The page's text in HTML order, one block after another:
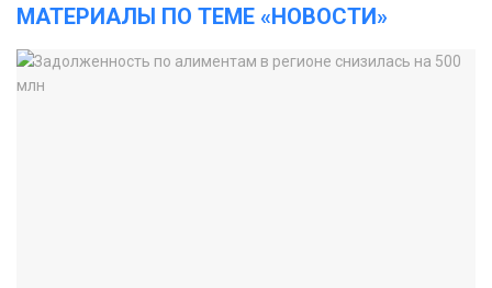
МАТЕРИАЛЫ ПО ТЕМЕ «НОВОСТИ»